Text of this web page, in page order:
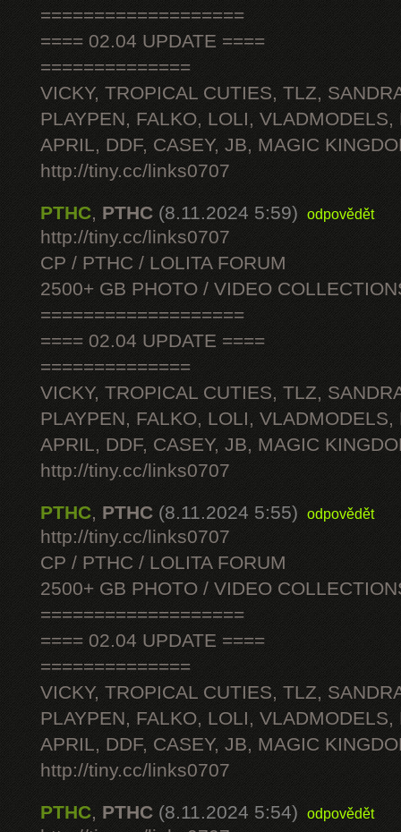
===================
==== 02.04 UPDATE ====
==============
VICKY, TROPICAL CUTIES, TLZ,
PLAYPEN, FALKO, LOLI, VLADMODELS,
APRIL, DDF, CASEY, JB, MAGIC
http://tiny.cc/links0707
PTHC, PTHC (8.11.2024 5:59) odpovědět
http://tiny.cc/links0707
CP / PTHC / LOLITA FORUM
2500+ GB PHOTO / VIDEO
===================
==== 02.04 UPDATE ====
==============
VICKY, TROPICAL CUTIES, TLZ,
PLAYPEN, FALKO, LOLI, VLADMODELS,
APRIL, DDF, CASEY, JB, MAGIC
http://tiny.cc/links0707
PTHC, PTHC (8.11.2024 5:55) odpovědět
http://tiny.cc/links0707
CP / PTHC / LOLITA FORUM
2500+ GB PHOTO / VIDEO
===================
==== 02.04 UPDATE ====
==============
VICKY, TROPICAL CUTIES, TLZ,
PLAYPEN, FALKO, LOLI, VLADMODELS,
APRIL, DDF, CASEY, JB, MAGIC
http://tiny.cc/links0707
PTHC, PTHC (8.11.2024 5:54) odpovědět